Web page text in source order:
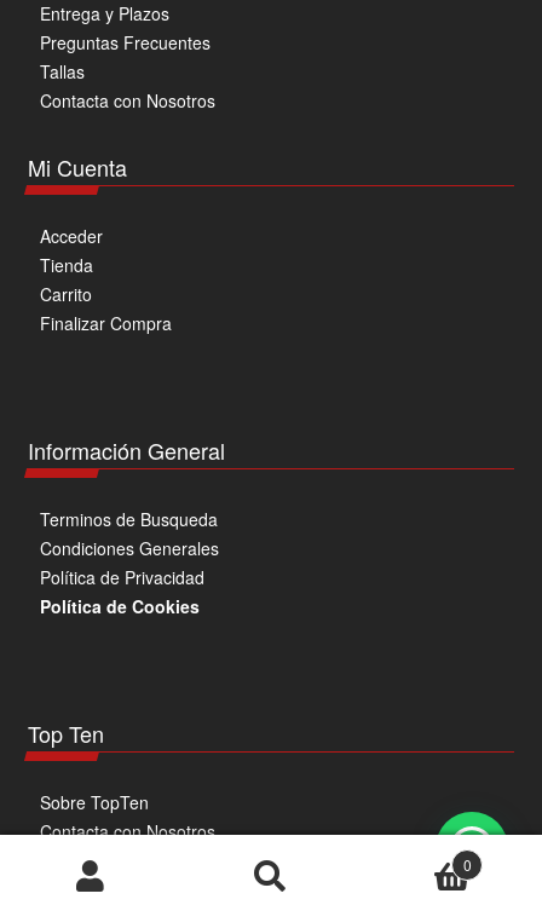
Entrega y Plazos
Preguntas Frecuentes
Tallas
Contacta con Nosotros
Mi Cuenta
Acceder
Tienda
Carrito
Finalizar Compra
Información General
Terminos de Busqueda
Condiciones Generales
Política de Privacidad
Política de Cookies
Top Ten
Sobre TopTen
Contacta con Nosotros
0